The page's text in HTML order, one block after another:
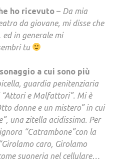
ho ricevuto – Da mia
da giovane, mi disse che
in generale mi
tu
a cui sono più
guardia penitenziaria
e Malfattori”. Mi è
donne e un mistero” in cui
una zitella acidissima. Per
“Catrambone”con la
caro, Girolamo
suoneria nel cellulare…